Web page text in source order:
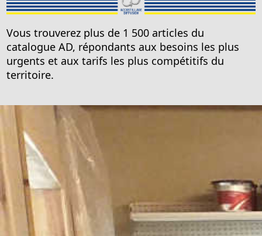
Vous trouverez plus de 1 500 articles du
catalogue AD, répondants aux besoins les plus
urgents et aux tarifs les plus compétitifs du
territoire.